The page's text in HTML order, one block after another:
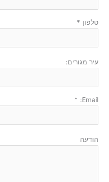
טלפון *
עיר מגורים:
Email:
*
הודעה